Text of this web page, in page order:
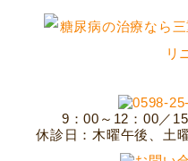
9：00～12：00／
休診日：木曜午後、土